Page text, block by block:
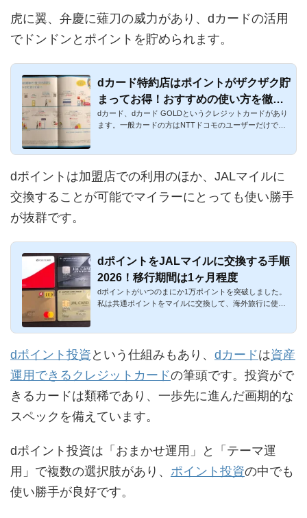
虎に翼、弁慶に薙刀の威力があり、dカードの活用
でドンドンとポイントを貯められます。
dカード特約店はポイントがザクザク貯
まってお得！おすすめの使い方を徹底
解説
dカード、dカード GOLDというクレジットカードがあり
ます。一般カードの方はNTTドコモのユーザーだけでは
dポイントは加盟店での利用のほか、JALマイルに
交換することが可能でマイラーにとっても使い勝手
が抜群です。
dポイントをJALマイルに交換する手順
2026！移行期間は1ヶ月程度
dポイントがいつのまにか1万ポイントを突破しました。
私は共通ポイントをマイルに交換して、海外旅行に使っ
dポイント投資 という仕組みもあり、 dカードは資産
運用できるクレジットカードの筆頭です。投資がで
きるカードは類稀であり、一歩先に進んだ画期的な
スペックを備えています。
dポイント投資は「おまかせ運用」と「テーマ運
用」で複数の選択肢があり、 ポイント投資の中でも
使い勝手が良好です。